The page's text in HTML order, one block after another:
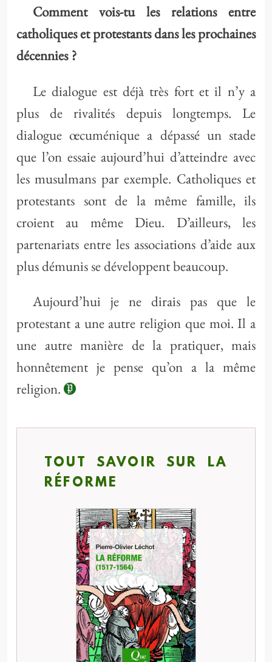
Comment vois-tu les relations entre
catholiques et protestants dans les prochaines
décennies ?
Le dialogue est déjà très fort et il n’y a
plus de rivalités depuis longtemps. Le
dialogue œcuménique a dépassé un stade
que l’on essaie aujourd’hui d’atteindre avec
les musulmans par exemple. Catholiques et
protestants sont de la même famille, ils
croient au même Dieu. D’ailleurs, les
partenariats entre les associations d’aide aux
plus démunis se développent beaucoup.
Aujourd’hui je ne dirais pas que le
protestant a une autre religion que moi. Il a
une autre manière de la pratiquer, mais
honnêtement je pense qu’on a la même
religion.
TOUT SAVOIR SUR LA
RÉFORME